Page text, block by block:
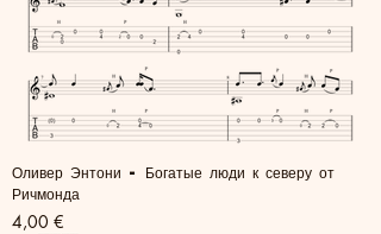
Оливер Энтони - Богатые люди к северу от
Ричмонда
Цена
4,00 €